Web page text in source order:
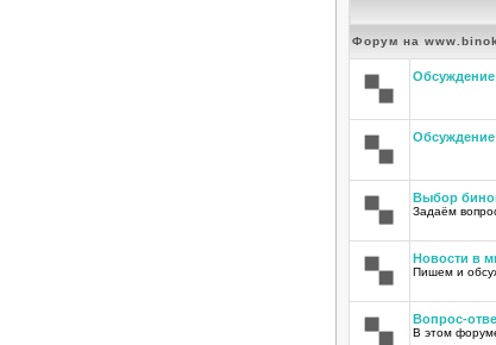
Форум на
Обсуждение
Выбор
Задаём
Новости в
Пишем и
Вопрос-
В этом